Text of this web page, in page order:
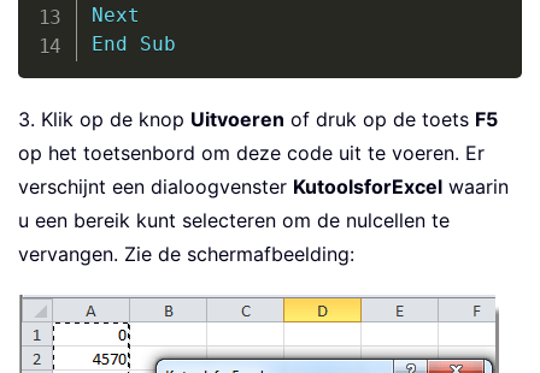
Next
End
Sub
3. Klik op de knop Uitvoeren of druk op de toets F5
op het toetsenbord om deze code uit te voeren. Er
verschijnt een dialoogvenster KutoolsforExcel waarin
u een bereik kunt selecteren om de nulcellen te
vervangen. Zie de schermafbeelding: